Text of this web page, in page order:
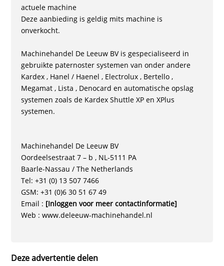
actuele machine
Deze aanbieding is geldig mits machine is
onverkocht.
Machinehandel De Leeuw BV is gespecialiseerd in
gebruikte paternoster systemen van onder andere
Kardex , Hanel / Haenel , Electrolux , Bertello ,
Megamat , Lista , Denocard en automatische opslag
systemen zoals de Kardex Shuttle XP en XPlus
systemen.
Machinehandel De Leeuw BV
Oordeelsestraat 7 – b , NL-5111 PA
Baarle-Nassau / The Netherlands
Tel: +31 (0) 13 507 7466
GSM: +31 (0)6 30 51 67 49
Email : [Inloggen voor meer contactinformatie]
Web : www.deleeuw-machinehandel.nl
Deze advertentie delen